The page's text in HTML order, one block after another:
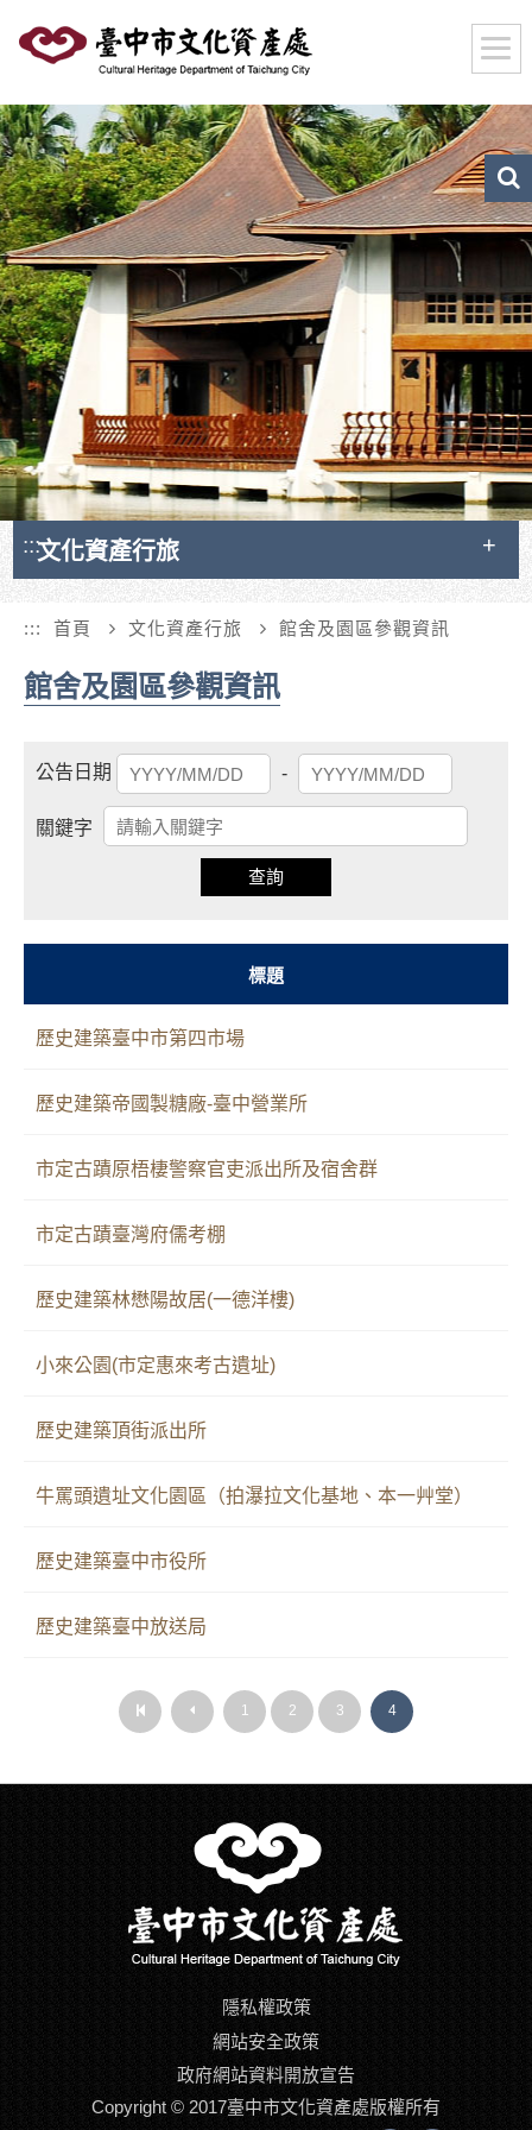
要
內
容
區
塊
:::文化資產行旅
::: 首頁 文化資產行旅 館舍及園區參觀資訊
館舍及園區參觀資訊
公告日期
起
始
日
-
結
束
期
關鍵字
查詢
標題
歷史建築臺中市第四市場
歷史建築帝國製糖廠-臺中營業所
市定古蹟原梧棲警察官吏派出所及宿舍群
市定古蹟臺灣府儒考棚
歷史建築林懋陽故居(一德洋樓)
小來公園(市定惠來考古遺址)
歷史建築頂街派出所
牛罵頭遺址文化園區（拍瀑拉文化基地、本一艸堂）
歷史建築臺中市役所
歷史建築臺中放送局
第
一
第
一
頁
上
一
上
頁
1 2 3 4
隱私權政策
網站安全政策
政府網站資料開放宣告
Copyright © 2017臺中市文化資產處版權所有
文
化
資
搜
尋